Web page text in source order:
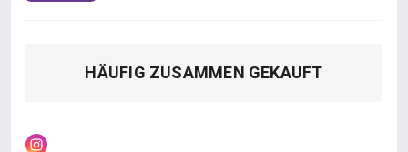
HÄUFIG ZUSAMMEN GEKAUFT